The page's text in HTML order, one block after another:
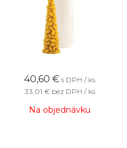
40,60 € s DPH / ks
33,01 € bez DPH / ks
Na objednávku